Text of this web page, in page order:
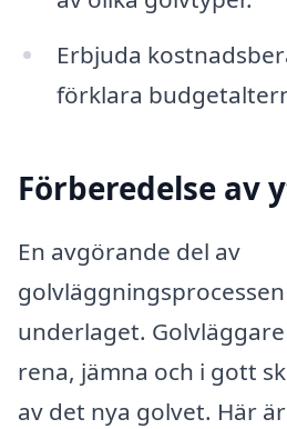
Erbjuda
förklara
Förberedelse av
En avgörande del av
underlaget.
rena, jämna och i gott
av det nya golvet. Här